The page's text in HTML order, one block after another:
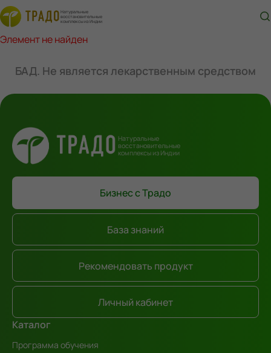
Натуральные
восстановительные
комплексы из Индии
Элемент не найден
БАД. Не является лекарственным средством
Натуральные
восстановительные
комплексы из Индии
Каталог
Программа обучения
Бизнес с Традо
База знаний
Рекомендовать продукт
Личный кабинет